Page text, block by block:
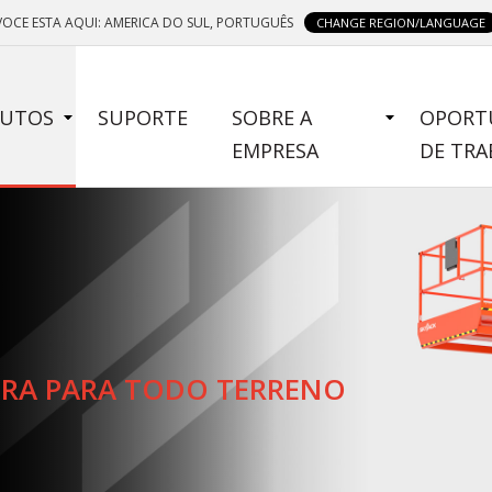
ESTA AQUI: AMERICA DO SUL, PORTUGUÊS CHANGE REGION/LANGUAGE
SUPORTE
SOBRE A
EMPRESA
DE
PARA TODO TERRENO